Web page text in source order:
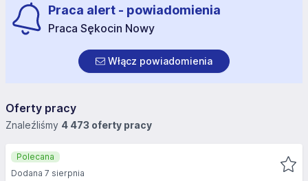
Praca alert - powiadomienia
Praca Sękocin Nowy
Włącz powiadomienia
Oferty pracy
Znaleźliśmy 4 473 oferty pracy
Polecana
Dodana 7 sierpnia